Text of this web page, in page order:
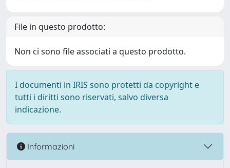
File in questo prodotto:
Non ci sono file associati a questo prodotto.
I documenti in IRIS sono protetti da copyright e
tutti i diritti sono riservati, salvo diversa
indicazione.
Informazioni